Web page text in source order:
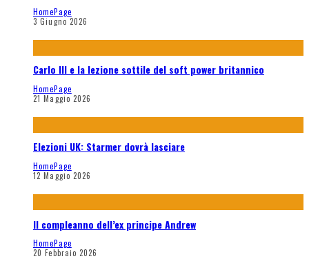
HomePage
3 Giugno 2026
Carlo III e la lezione sottile del soft power britannico
HomePage
21 Maggio 2026
Elezioni UK: Starmer dovrà lasciare
HomePage
12 Maggio 2026
Il compleanno dell’ex principe Andrew
HomePage
20 Febbraio 2026